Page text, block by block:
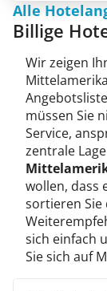
Alle
Billige
Wir zeigen
müssen Sie
Service,
zentrale
wollen, dass
sortieren Sie
sich einfach
Sie sich auf